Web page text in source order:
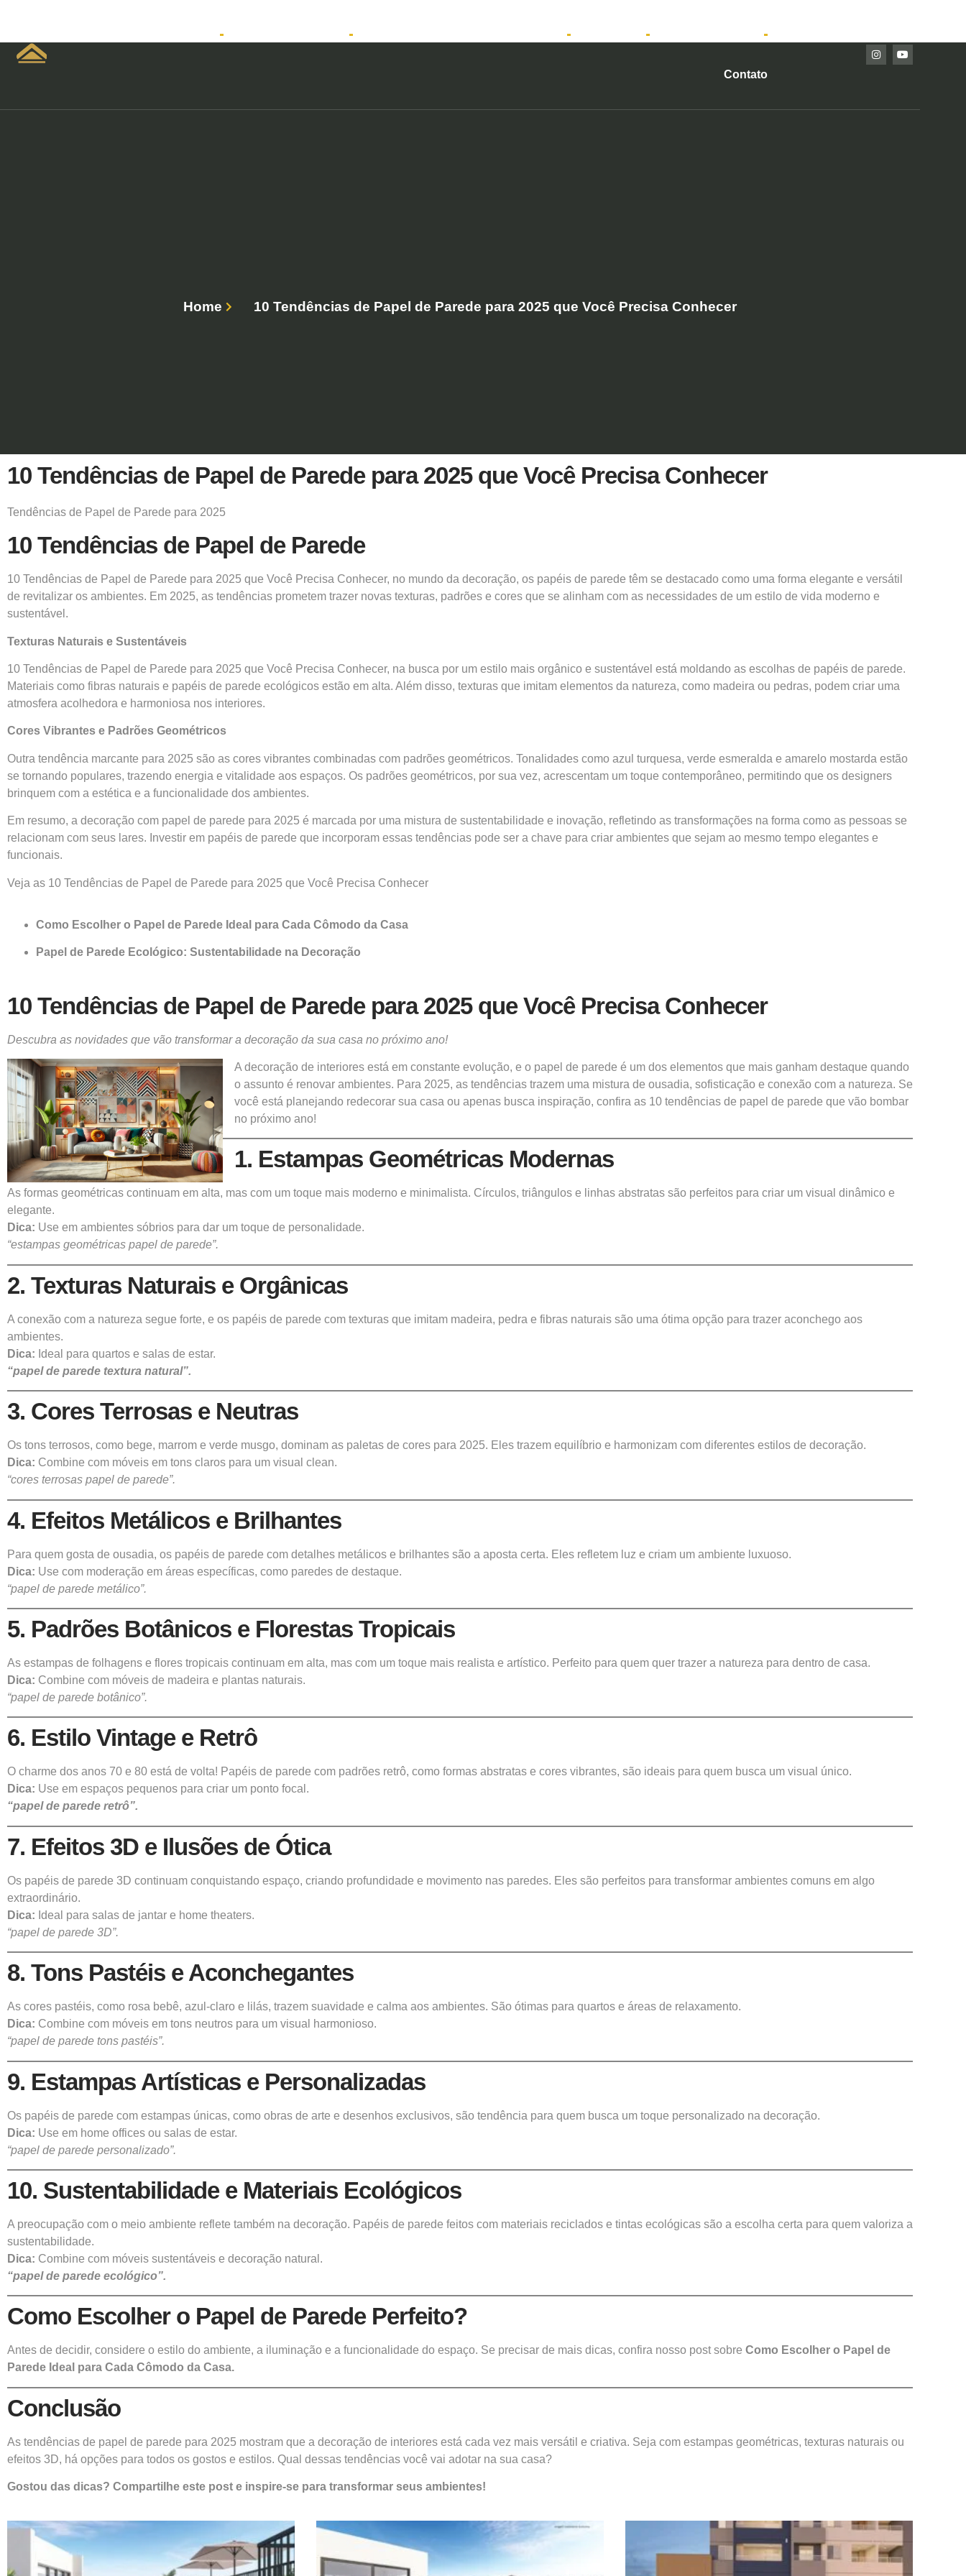
Contato
Home 10 Tendências de Papel de Parede para 2025 que Você Precisa Conhecer
10 Tendências de Papel de Parede para 2025 que Você Precisa Conhecer
Tendências de Papel de Parede para 2025
10 Tendências de Papel de Parede
10 Tendências de Papel de Parede para 2025 que Você Precisa Conhecer, no mundo da decoração, os papéis de parede têm se destacado como uma forma elegante e versátil
de revitalizar os ambientes. Em 2025, as tendências prometem trazer novas texturas, padrões e cores que se alinham com as necessidades de um estilo de vida moderno e
sustentável.
Texturas Naturais e Sustentáveis
10 Tendências de Papel de Parede para 2025 que Você Precisa Conhecer, na busca por um estilo mais orgânico e sustentável está moldando as escolhas de papéis de parede.
Materiais como fibras naturais e papéis de parede ecológicos estão em alta. Além disso, texturas que imitam elementos da natureza, como madeira ou pedras, podem criar uma
atmosfera acolhedora e harmoniosa nos interiores.
Cores Vibrantes e Padrões Geométricos
Outra tendência marcante para 2025 são as cores vibrantes combinadas com padrões geométricos. Tonalidades como azul turquesa, verde esmeralda e amarelo mostarda estão
se tornando populares, trazendo energia e vitalidade aos espaços. Os padrões geométricos, por sua vez, acrescentam um toque contemporâneo, permitindo que os designers
brinquem com a estética e a funcionalidade dos ambientes.
Em resumo, a decoração com papel de parede para 2025 é marcada por uma mistura de sustentabilidade e inovação, refletindo as transformações na forma como as pessoas se
relacionam com seus lares. Investir em papéis de parede que incorporam essas tendências pode ser a chave para criar ambientes que sejam ao mesmo tempo elegantes e
funcionais.
Veja as 10 Tendências de Papel de Parede para 2025 que Você Precisa Conhecer
Como Escolher o Papel de Parede Ideal para Cada Cômodo da Casa
Papel de Parede Ecológico: Sustentabilidade na Decoração
10 Tendências de Papel de Parede para 2025 que Você Precisa Conhecer
Descubra as novidades que vão transformar a decoração da sua casa no próximo ano!
A decoração de interiores está em constante evolução, e o papel de parede é um dos elementos que mais ganham destaque quando
o assunto é renovar ambientes. Para 2025, as tendências trazem uma mistura de ousadia, sofisticação e conexão com a natureza. Se
você está planejando redecorar sua casa ou apenas busca inspiração, confira as 10 tendências de papel de parede que vão bombar
no próximo ano!
1. Estampas Geométricas Modernas
As formas geométricas continuam em alta, mas com um toque mais moderno e minimalista. Círculos, triângulos e linhas abstratas são perfeitos para criar um visual dinâmico e
elegante.
Dica: Use em ambientes sóbrios para dar um toque de personalidade.
“estampas geométricas papel de parede”.
2. Texturas Naturais e Orgânicas
A conexão com a natureza segue forte, e os papéis de parede com texturas que imitam madeira, pedra e fibras naturais são uma ótima opção para trazer aconchego aos
ambientes.
Dica: Ideal para quartos e salas de estar.
“papel de parede textura natural”.
3. Cores Terrosas e Neutras
Os tons terrosos, como bege, marrom e verde musgo, dominam as paletas de cores para 2025. Eles trazem equilíbrio e harmonizam com diferentes estilos de decoração.
Dica: Combine com móveis em tons claros para um visual clean.
“cores terrosas papel de parede”.
4. Efeitos Metálicos e Brilhantes
Para quem gosta de ousadia, os papéis de parede com detalhes metálicos e brilhantes são a aposta certa. Eles refletem luz e criam um ambiente luxuoso.
Dica: Use com moderação em áreas específicas, como paredes de destaque.
“papel de parede metálico”.
5. Padrões Botânicos e Florestas Tropicais
As estampas de folhagens e flores tropicais continuam em alta, mas com um toque mais realista e artístico. Perfeito para quem quer trazer a natureza para dentro de casa.
Dica: Combine com móveis de madeira e plantas naturais.
“papel de parede botânico”.
6. Estilo Vintage e Retrô
O charme dos anos 70 e 80 está de volta! Papéis de parede com padrões retrô, como formas abstratas e cores vibrantes, são ideais para quem busca um visual único.
Dica: Use em espaços pequenos para criar um ponto focal.
“papel de parede retrô”.
7. Efeitos 3D e Ilusões de Ótica
Os papéis de parede 3D continuam conquistando espaço, criando profundidade e movimento nas paredes. Eles são perfeitos para transformar ambientes comuns em algo
extraordinário.
Dica: Ideal para salas de jantar e home theaters.
“papel de parede 3D”.
8. Tons Pastéis e Aconchegantes
As cores pastéis, como rosa bebê, azul-claro e lilás, trazem suavidade e calma aos ambientes. São ótimas para quartos e áreas de relaxamento.
Dica: Combine com móveis em tons neutros para um visual harmonioso.
“papel de parede tons pastéis”.
9. Estampas Artísticas e Personalizadas
Os papéis de parede com estampas únicas, como obras de arte e desenhos exclusivos, são tendência para quem busca um toque personalizado na decoração.
Dica: Use em home offices ou salas de estar.
“papel de parede personalizado”.
10. Sustentabilidade e Materiais Ecológicos
A preocupação com o meio ambiente reflete também na decoração. Papéis de parede feitos com materiais reciclados e tintas ecológicas são a escolha certa para quem valoriza a
sustentabilidade.
Dica: Combine com móveis sustentáveis e decoração natural.
“papel de parede ecológico”.
Como Escolher o Papel de Parede Perfeito?
Antes de decidir, considere o estilo do ambiente, a iluminação e a funcionalidade do espaço. Se precisar de mais dicas, confira nosso post sobre Como Escolher o Papel de
Parede Ideal para Cada Cômodo da Casa.
Conclusão
As tendências de papel de parede para 2025 mostram que a decoração de interiores está cada vez mais versátil e criativa. Seja com estampas geométricas, texturas naturais ou
efeitos 3D, há opções para todos os gostos e estilos. Qual dessas tendências você vai adotar na sua casa?
Gostou das dicas? Compartilhe este post e inspire-se para transformar seus ambientes!